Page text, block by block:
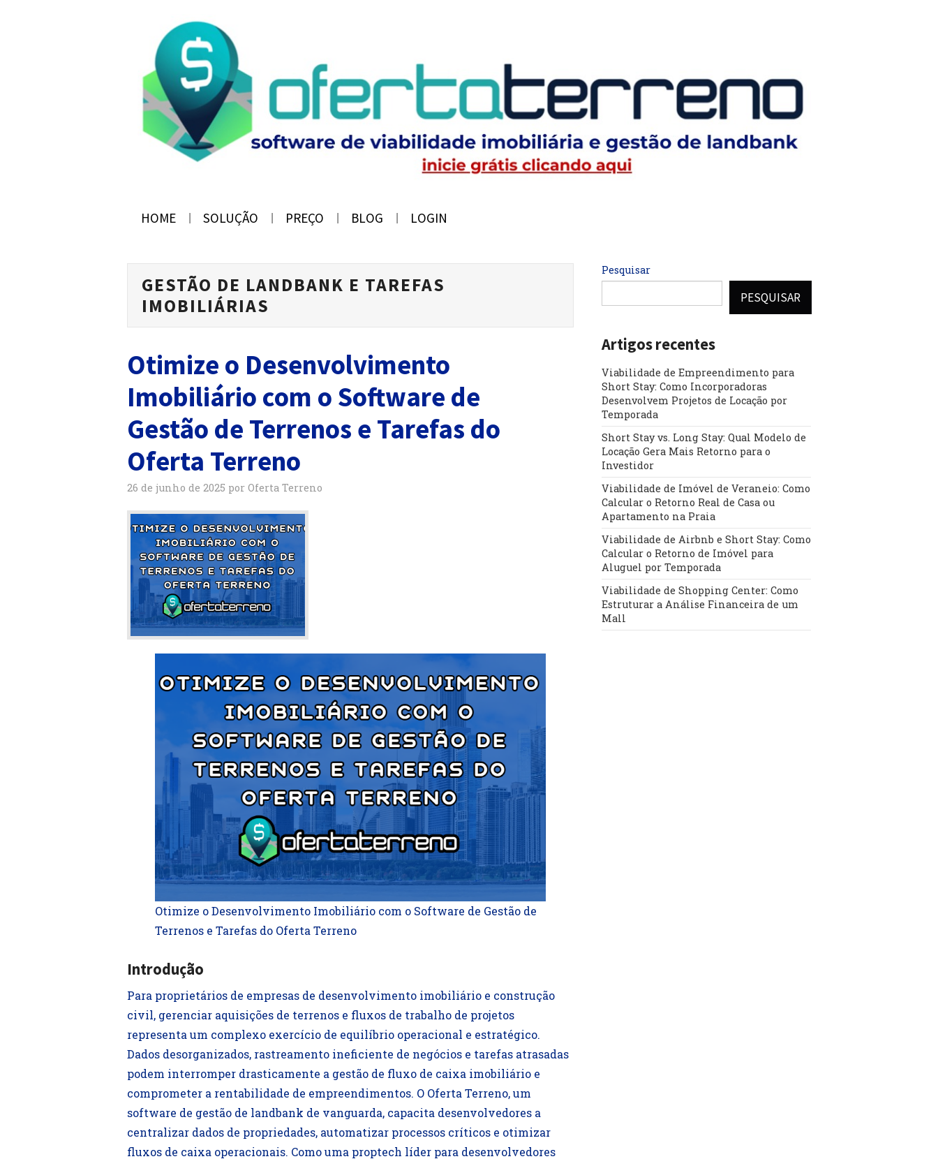
HOME SOLUÇÃO PREÇO BLOG LOGIN
GESTÃO DE LANDBANK E TAREFAS
IMOBILIÁRIAS
Otimize o Desenvolvimento
Imobiliário com o Software de
Gestão de Terrenos e Tarefas do
Oferta Terreno
26 de junho de 2025 por Oferta Terreno
Otimize o Desenvolvimento Imobiliário com o Software de Gestão de
Terrenos e Tarefas do Oferta Terreno
Introdução
Para proprietários de empresas de desenvolvimento imobiliário e construção
civil, gerenciar aquisições de terrenos e fluxos de trabalho de projetos
representa um complexo exercício de equilíbrio operacional e estratégico.
Dados desorganizados, rastreamento ineficiente de negócios e tarefas atrasadas
podem interromper drasticamente a gestão de fluxo de caixa imobiliário e
comprometer a rentabilidade de empreendimentos. O Oferta Terreno, um
software de gestão de landbank de vanguarda, capacita desenvolvedores a
centralizar dados de propriedades, automatizar processos críticos e otimizar
fluxos de caixa operacionais. Como uma proptech líder para desenvolvedores
Pesquisar
PESQUISAR
Artigos recentes
Viabilidade de Empreendimento para
Short Stay: Como Incorporadoras
Desenvolvem Projetos de Locação por
Temporada
Short Stay vs. Long Stay: Qual Modelo de
Locação Gera Mais Retorno para o
Investidor
Viabilidade de Imóvel de Veraneio: Como
Calcular o Retorno Real de Casa ou
Apartamento na Praia
Viabilidade de Airbnb e Short Stay: Como
Calcular o Retorno de Imóvel para
Aluguel por Temporada
Viabilidade de Shopping Center: Como
Estruturar a Análise Financeira de um
Mall